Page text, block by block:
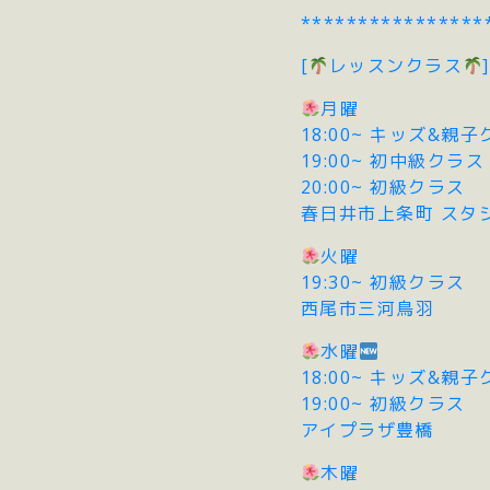
[
レッスンクラス
]
月曜
18:00~ キッズ&親子
19:00~ 初中級クラス
20:00~ 初級クラス
春日井市上条町 スタ
火曜
19:30~ 初級クラス
西尾市三河鳥羽
水曜
18:00~ キッズ&親子
19:00~ 初級クラス
アイプラザ豊橋
木曜